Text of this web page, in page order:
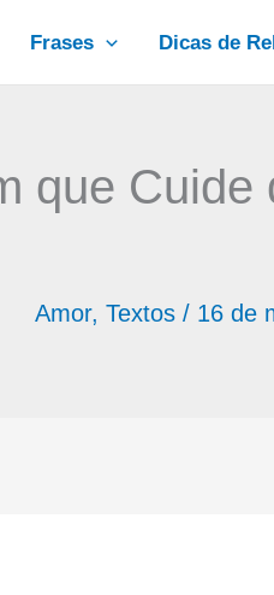
Frases Dicas de
que
Amor, Textos/ 16 de